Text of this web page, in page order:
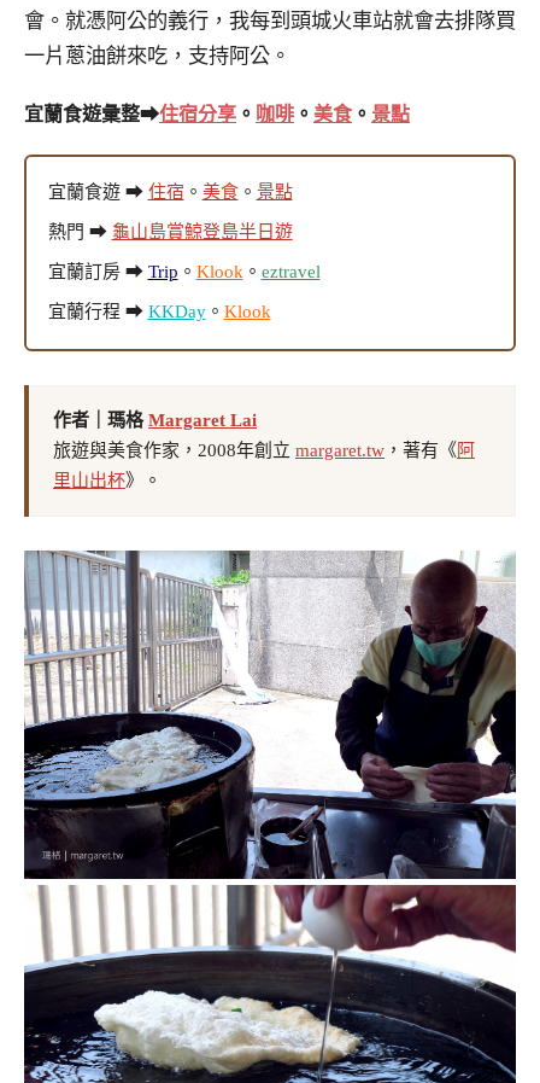
會。就憑阿公的義行，我每到頭城火車站就會去排隊買
一片蔥油餅來吃，支持阿公。
宜蘭食遊彙整➡住宿分享 。 咖啡 。 美食。 景點
宜蘭食遊 ➡ 住宿 。 美食。 景點
熱門 ➡ 龜山島賞鯨登島半日遊
宜蘭訂房 ➡ Trip 。 Klook。 eztravel
宜蘭行程 ➡ KKDay。 Klook
作者｜瑪格Margaret Lai
旅遊與美食作家，2008年創立 margaret.tw ，著有《阿
里山出杯》。